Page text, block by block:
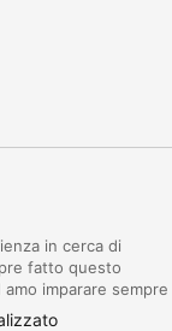
in cerca di
fatto questo
imparare sempre